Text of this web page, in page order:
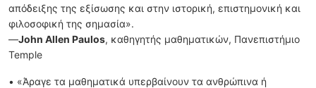
απόδειξης της εξίσωσης και στην ιστορική, επιστημονική και
φιλοσοφική της σημασία».
—John Allen Paulos, καθηγητής μαθηματικών, Πανεπιστήμιο
Temple
• «Άραγε τα μαθηματικά υπερβαίνουν τα ανθρώπινα ή